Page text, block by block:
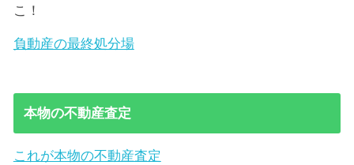
こ！
負動産の最終処分場
本物の不動産査定
これが本物の不動産査定